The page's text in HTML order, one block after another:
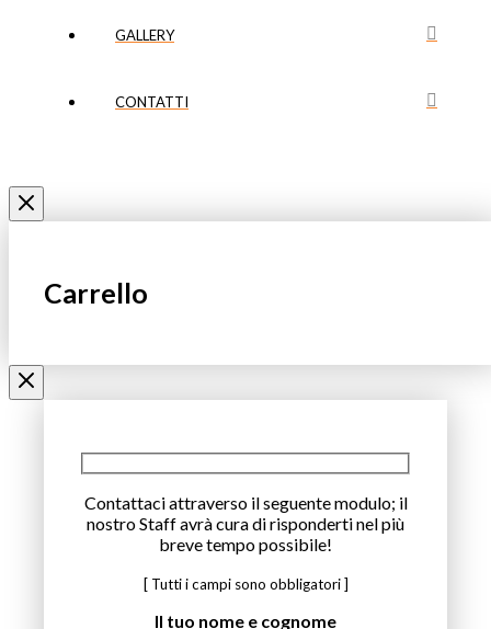
GALLERY
CONTATTI
Carrello
Contattaci attraverso il seguente modulo; il
nostro Staff avrà cura di risponderti nel più
breve tempo possibile!
[ Tutti i campi sono obbligatori ]
Il tuo nome e cognome